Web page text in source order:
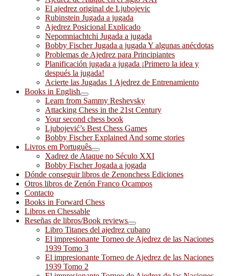
El ajedrez original de Ljubojevic
Rubinstein Jugada a jugada
Ajedrez Posicional Explicado
Nepomniachtchi Jugada a jugada
Bobby Fischer Jugada a jugada Y algunas anécdotas
Problemas de Ajedrez para Principiantes
Planificación jugada a jugada ¡Primero la idea y
después la jugada!
Acierte las Jugadas 1 Ajedrez de Entrenamiento
Books in English
Learn from Sammy Reshevsky
Attacking Chess in the 21st Century
Your second chess book
Ljubojević’s Best Chess Games
Bobby Fischer Explained And some stories
Livros em Português
Xadrez de Ataque no Século XXI
Bobby Fischer Jogada a jogada
Dónde conseguir libros de Zenonchess Ediciones
Otros libros de Zenón Franco Ocampos
Contacto
Books in Forward Chess
Libros en Chessable
Reseñas de libros/Book reviews
Libro Titanes del ajedrez cubano
El impresionante Torneo de Ajedrez de las Naciones
1939 Tomo 3
El impresionante Torneo de Ajedrez de las Naciones
1939 Tomo 2